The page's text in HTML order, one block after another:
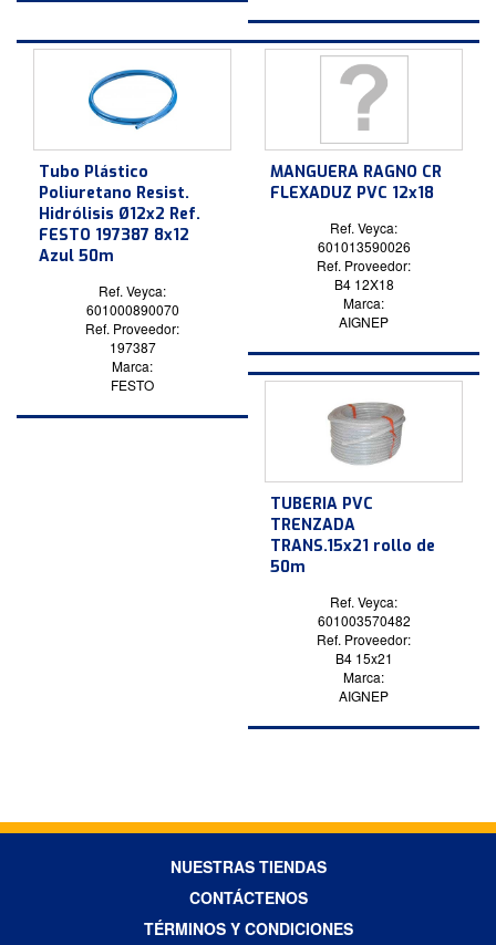
Tubo Plástico
Poliuretano Resist.
Hidrólisis Ø12x2 Ref.
FESTO 197387 8x12
Azul 50m
Ref. Veyca:
601000890070
Ref. Proveedor:
197387
Marca:
FESTO
MANGUERA RAGNO CR
FLEXADUZ PVC 12x18
Ref. Veyca:
601013590026
Ref. Proveedor:
B4 12X18
Marca:
AIGNEP
TUBERIA PVC
TRENZADA
TRANS.15x21 rollo de
50m
Ref. Veyca:
601003570482
Ref. Proveedor:
B4 15x21
Marca:
AIGNEP
NUESTRAS TIENDAS
CONTÁCTENOS
TÉRMINOS Y CONDICIONES